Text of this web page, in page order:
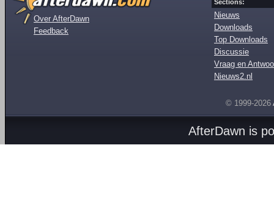
Over AfterDawn
Feedback
Sections:
Nieuws
Downloads
Top Downloads
Discussie
Vraag en
Nieuws2.nl
© 1999-2026
AfterDawn is